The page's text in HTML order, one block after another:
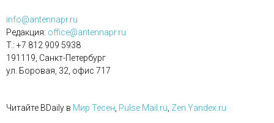
info@antennapr.ru
Редакция: office@antennapr.ru
T.: +7 812 909 5938
191119, Санкт-Петербург
ул. Боровая, 32, офис 717
Читайте BDaily в Мир Тесен, Pulse.Mail.ru, Zen.Yandex.ru